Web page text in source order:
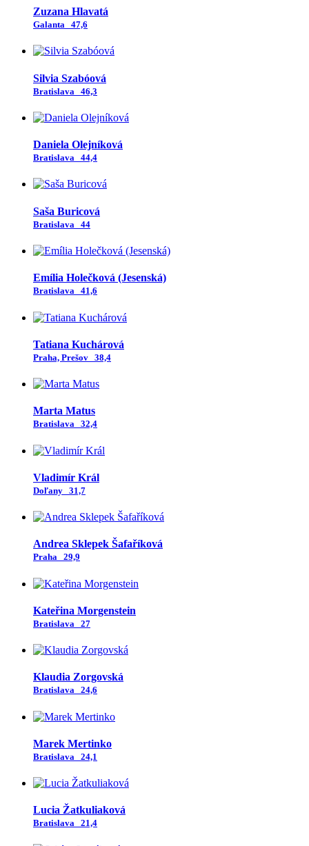
Zuzana Hlavatá
Galanta 47,6
Silvia Szabóová
Bratislava 46,3
Daniela Olejníková
Bratislava 44,4
Saša Buricová
Bratislava 44
Emília Holečková (Jesenská)
Bratislava 41,6
Tatiana Kuchárová
Praha, Prešov 38,4
Marta Matus
Bratislava 32,4
Vladimír Král
Doľany 31,7
Andrea Sklepek Šafaříková
Praha 29,9
Kateřina Morgenstein
Bratislava 27
Klaudia Zorgovská
Bratislava 24,6
Marek Mertinko
Bratislava 24,1
Lucia Žatkuliaková
Bratislava 21,4